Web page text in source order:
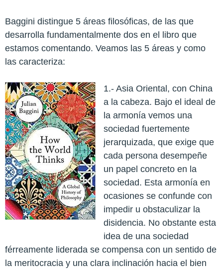
Baggini distingue 5 áreas filosóficas, de las que
desarrolla fundamentalmente dos en el libro que
estamos comentando. Veamos las 5 áreas y como
las caracteriza:
1.- Asia Oriental, con China
a la cabeza. Bajo el ideal de
la armonía vemos una
sociedad fuertemente
jerarquizada, que exige que
cada persona desempeñe
un papel concreto en la
sociedad. Esta armonía en
ocasiones se confunde con
impedir u obstaculizar la
disidencia. No obstante esta
idea de una sociedad
férreamente liderada se compensa con un sentido de
la meritocracia y una clara inclinación hacia el bien